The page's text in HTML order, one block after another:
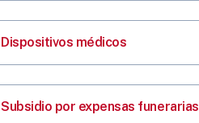
Dispositivos médicos
Subsidio por expensas funerarias